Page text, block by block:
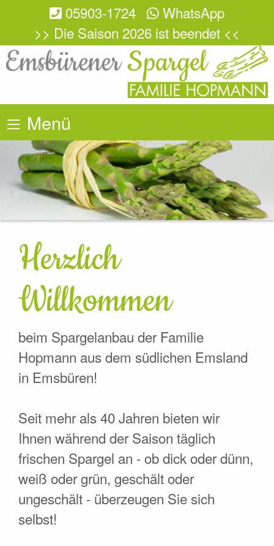
05903-1724
WhatsApp
>> Die Saison 2026 ist beendet <<
Menü
Herzlich
Willkommen
beim Spargelanbau der Familie
Hopmann aus dem südlichen Emsland
in Emsbüren!
Seit mehr als 40 Jahren bieten wir
Ihnen während der Saison täglich
frischen Spargel an - ob dick oder dünn,
weiß oder grün, geschält oder
ungeschält - überzeugen Sie sich
selbst!